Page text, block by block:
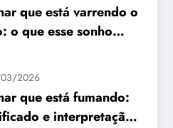
que está varrendo o
o que esse sonho
2026
que está fumando:
e interpretação